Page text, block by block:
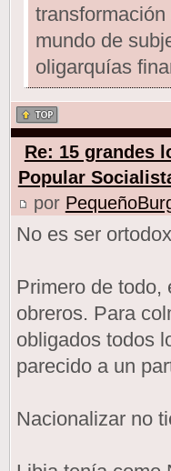
mundo de
oligarquías
Re: 15 grandes
Popular
por
No es ser
Primero de todo,
obreros. Para
obligados todos
parecido a un
Nacionalizar no